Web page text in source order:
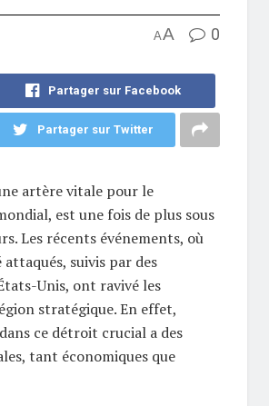
AA 0
Partager sur Facebook
Partager sur Twitter
artère vitale pour le
est une fois de plus sous
Les récents événements, où
suivis par des
Unis, ont ravivé les
stratégique. En effet,
ce détroit crucial a des
tant économiques que